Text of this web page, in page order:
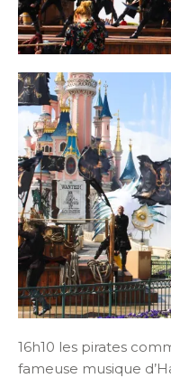
16h10 les pirates
fameuse musique